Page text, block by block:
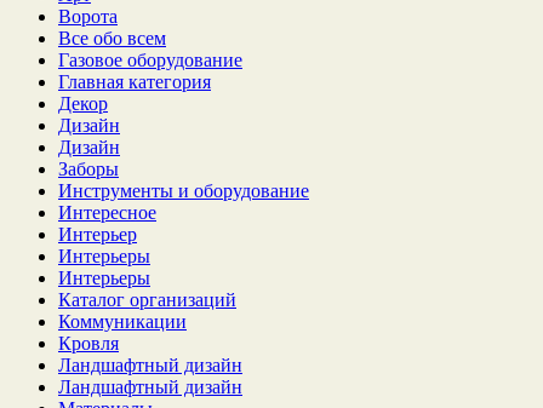
Ворота
Все обо всем
Газовое оборудование
Главная категория
Декор
Дизайн
Дизайн
Заборы
Инструменты и оборудование
Интересное
Интерьер
Интерьеры
Интерьеры
Каталог организаций
Коммуникации
Кровля
Ландшафтный дизайн
Ландшафтный дизайн